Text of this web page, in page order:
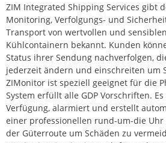
ZIM Integrated Shipping Services gibt
Monitoring, Verfolgungs- und
Transport von wertvollen und
Kühlcontainern bekannt. Kunden
Status ihrer Sendung nachverfolgen,
jederzeit ändern und einschreiten um
ZIMonitor ist speziell geeignet für die
System erfüllt alle GDP Vorschriften.
Verfügung, alarmiert und erstellt
einer professionellen rund-um-die Uhr
der Güterroute um Schäden zu